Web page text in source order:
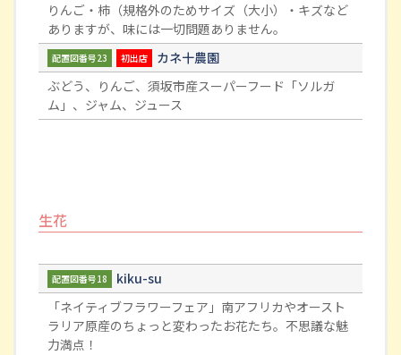
りんご・柿（規格外のためサイズ（大小）・キズなど
ありますが、味には一切問題ありません。
配置図番号23 初出店
カネ十農園
ぶどう、りんご、須坂市産スーパーフード「ソルガ
ム」、ジャム、ジュース
生花
配置図番号18
kiku-su
「ネイティブフラワーフェア」南アフリカやオースト
ラリア原産のちょっと変わったお花たち。不思議な魅
力満点！